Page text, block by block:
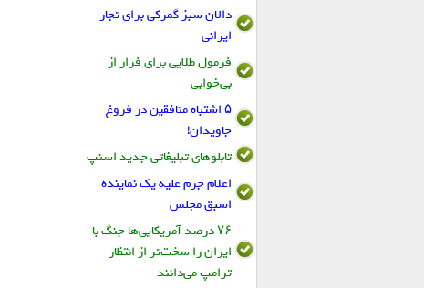
دالان سبز گمرکی برای تجار
ایرانی
فرمول طلایی برای فرار از
بی‌خوابی
۵ اشتباه منافقین در فروغ
جاویدان!
تابلو‌های تبلیغاتی جدید اسنپ
اعلام جرم علیه یک نماینده
اسبق مجلس
۷۶ درصد آمریکایی‌ها جنگ با
ایران را سخت‌تر از انتظار
ترامپ می‌دانند